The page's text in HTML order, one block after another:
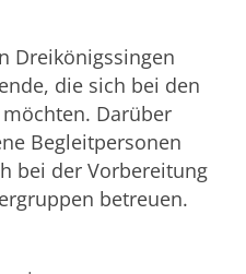
Dreikönigssingen
die sich bei den
Darüber
Begleitpersonen
bei der Vorbereitung
betreuen.